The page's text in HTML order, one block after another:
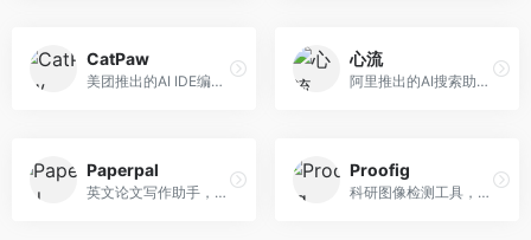
CatPaw
美团推出的AI IDE编程工具，专注于本地开发生态。面向开发者，提供智能代码补全、代码生成、项目管理等服务，本地开发体验好。
心流
阿里推出的AI搜索助手，专注于智能信息获取。面向普通用户，提供智能搜索、内容整理、知识问答等服务，与阿里生态深度整合。
Paperpal
英文论文写作助手，专注于学术英语润色。面向需要发表国际期刊的研究者，提供语法检查、学术表达优化、格式规范等服务，英语表达地道专业。
Proofig
科研图像检测工具，专注于学术图像完整性验证。面向科研人员，提供图像检测、重复分析、报告生成等服务，学术检测专业。